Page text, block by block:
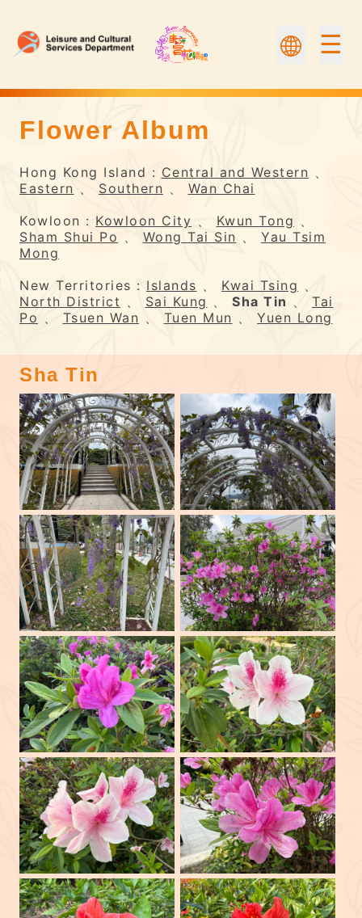
☰
Flower Album | Flower Appreciation
Flower Album
Hong Kong Island : Central and Western 、
Eastern 、 Southern 、 Wan Chai
Kowloon : Kowloon City 、 Kwun Tong 、
Sham Shui Po 、 Wong Tai Sin 、 Yau Tsim
Mong
New Territories : Islands 、 Kwai Tsing 、
North District 、 Sai Kung 、 Sha Tin 、 Tai
Po 、 Tsuen Wan 、 Tuen Mun 、 Yuen Long
Sha Tin